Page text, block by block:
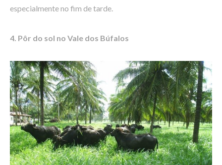
especialmente no fim de tarde.
4. Pôr do sol no Vale dos Búfalos